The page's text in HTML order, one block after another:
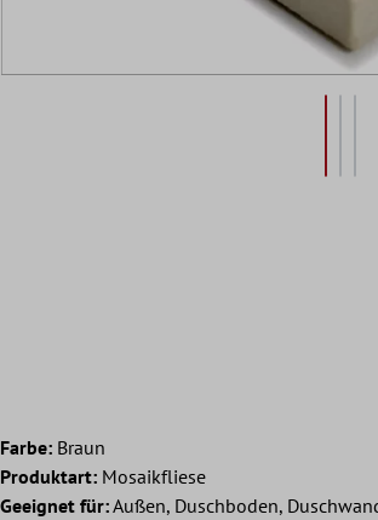
Farbe: Braun
Produktart: Mosaikfliese
Geeignet für:Außen, Duschboden,